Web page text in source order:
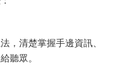
，清楚掌握手邊資訊、
聽眾。